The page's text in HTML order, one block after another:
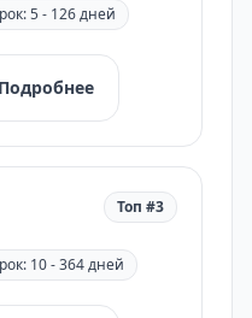
5 - 126 дней
Подробнее
Топ #3
10 - 364 дней